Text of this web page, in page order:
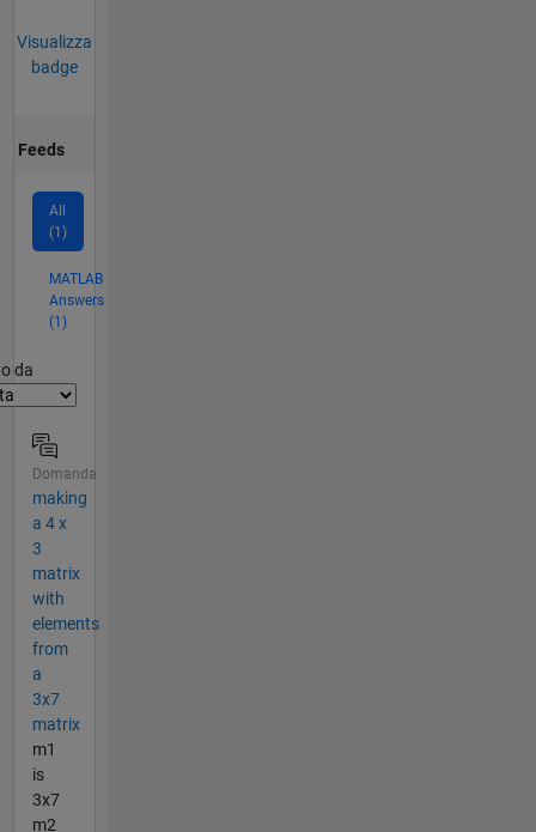
Visualizza
badge
Feeds
All
(1)
MATLAB
Answers
(1)
da
Domanda
making
a 4 x
3
matrix
with
elements
from
a
3x7
matrix
m1
is
3x7
m2